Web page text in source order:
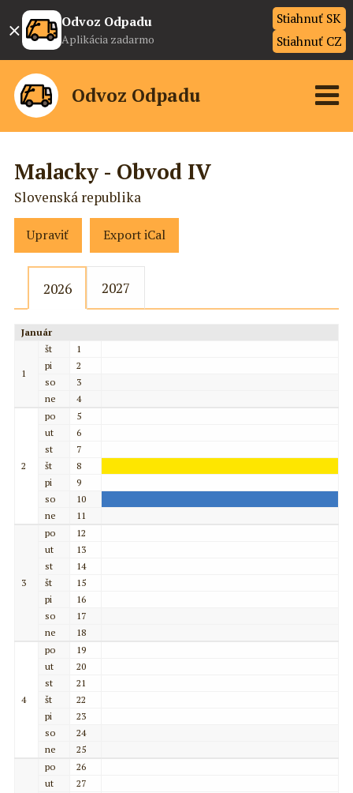
× Odvoz Odpadu
Aplikácia zadarmo
Stiahnuť SK
Stiahnuť CZ
Odvoz Odpadu
Malacky - Obvod IV
Slovenská republika
Upraviť Export iCal
2026 2027
Január
1
št
1
pi
2
so
3
ne
4
2
po
5
ut
6
st
7
št
8
pi
9
so
10
ne
11
3
po
12
ut
13
st
14
št
15
pi
16
so
17
ne
18
4
po
19
ut
20
st
21
št
22
pi
23
so
24
ne
25
po
26
ut
27